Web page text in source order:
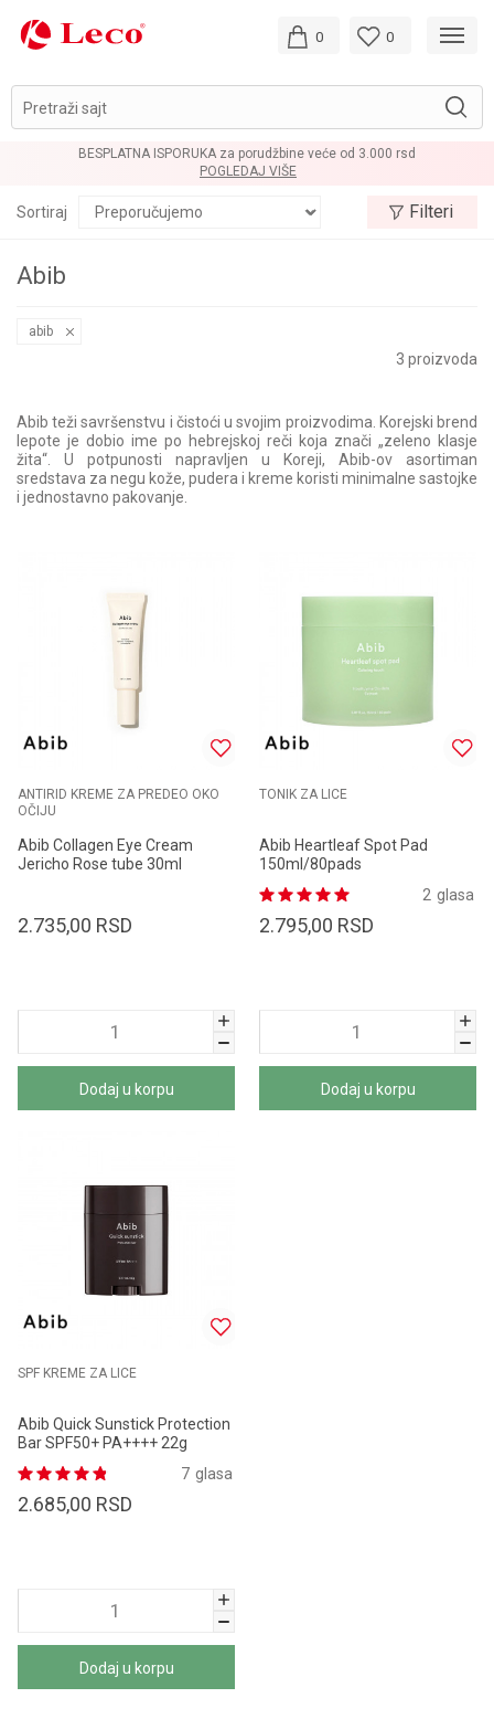
Pretraži sajt
0 0
LOYALTY PROGRAM
Abib
Sortiraj Filteri
abib
3 proizvoda
Abib teži savršenstvu i čistoći u svojim proizvodima. Korejski brend
lepote je dobio ime po hebrejskoj reči koja znači „zeleno klasje
žita“. U potpunosti napravljen u Koreji, Abib-ov asortiman
sredstava za negu kože, pudera i kreme koristi minimalne sastojke
i jednostavno pakovanje.
ANTIRID KREME ZA PREDEO OKO
OČIJU
Abib Collagen Eye Cream
Jericho Rose tube 30ml
2.735,00 RSD
Dodaj u korpu
TONIK ZA LICE
Abib Heartleaf Spot Pad
150ml/80pads
glasa
2
2.795,00 RSD
Dodaj u korpu
SPF KREME ZA LICE
Abib Quick Sunstick Protection
Bar SPF50+ PA++++ 22g
glasa
7
2.685,00 RSD
Dodaj u korpu